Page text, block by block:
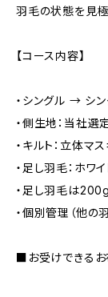
羽毛の状態を見極
【コース内容】
・シングル → シ
・側生地：当社選
・キルト：立体マ
・足し羽毛：ホワ
・足し羽毛は
・個別管理（他の
■お受けできるお